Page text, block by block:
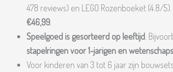
478 reviews) en LEGO Rozenboeket (4.8/5).
€46,99.
Speelgoed is gesorteerd op leeftijd.
stapelringen voor 1-jarigen en
Voor kinderen van 3 tot 6 jaar zijn